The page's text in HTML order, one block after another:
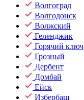
Волгоград
Волгодонск
Волжский
Геленджик
Горячий ключ
Грозный
Дербент
Домбай
Ейск
Избербаш